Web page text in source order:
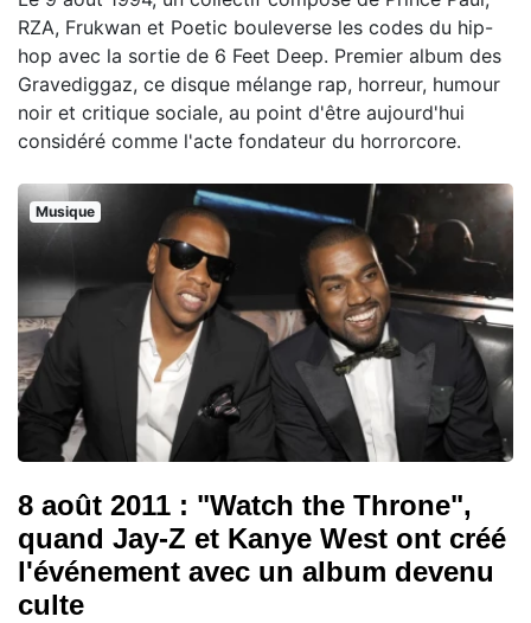
RZA, Frukwan et Poetic bouleverse les codes du hip-
hop avec la sortie de 6 Feet Deep. Premier album des
Gravediggaz, ce disque mélange rap, horreur, humour
noir et critique sociale, au point d'être aujourd'hui
considéré comme l'acte fondateur du horrorcore.
Musique
8 août 2011 : "Watch the Throne",
quand Jay-Z et Kanye West ont créé
l'événement avec un album devenu
culte